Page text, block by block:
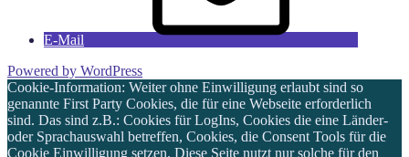
E-Mail
Powered by WordPress
Cookie-Information: Weiter ohne Einwilligung erlaubt sind so
genannte First Party Cookies, die für eine Webseite erforderlich
sind. Das sind z.B.: Cookies für LogIns, Cookies die eine Länder-
oder Sprachauswahl betreffen, Cookies, die Consent Tools für die
Cookie Einwilligung setzen. Diese Seite nutzt nur solche für den